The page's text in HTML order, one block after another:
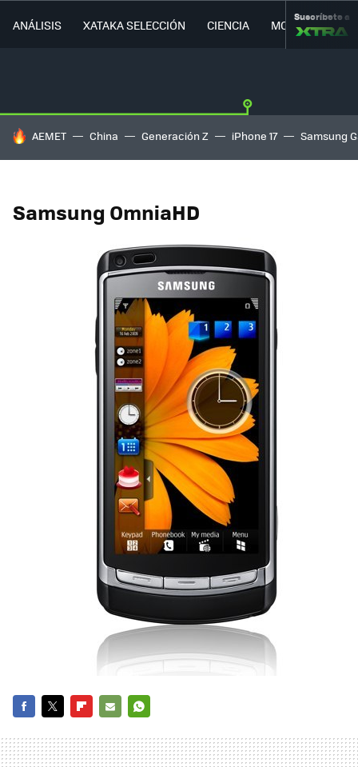
ANÁLISIS XATAKA SELECCIÓN CIENCIA MOVILIDAD
Suscríbete a
HOY SE HABLA DE
AEMET China Generación Z iPhone 17 Samsung
Samsung OmniaHD
MAIL